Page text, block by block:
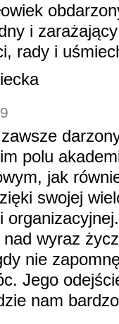
i
rady i
polu
jak
swojej
wyraz
nie
Jego
nam